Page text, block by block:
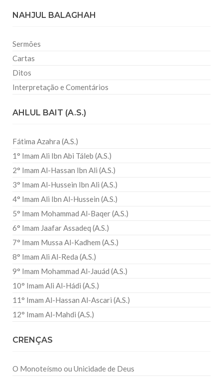
NAHJUL BALAGHAH
Sermões
Cartas
Ditos
Interpretação e Comentários
AHLUL BAIT (A.S.)
Fátima Azahra (A.S.)
1° Imam Ali Ibn Abi Táleb (A.S.)
2° Imam Al-Hassan Ibn Ali (A.S.)
3° Imam Al-Hussein Ibn Ali (A.S.)
4° Imam Ali Ibn Al-Hussein (A.S.)
5° Imam Mohammad Al-Baqer (A.S.)
6° Imam Jaafar Assadeq (A.S.)
7° Imam Mussa Al-Kadhem (A.S.)
8° Imam Ali Al-Reda (A.S.)
9° Imam Mohammad Al-Jauád (A.S.)
10° Imam Ali Al-Hádi (A.S.)
11° Imam Al-Hassan Al-Ascari (A.S.)
12° Imam Al-Mahdi (A.S.)
CRENÇAS
O Monoteísmo ou Unicidade de Deus